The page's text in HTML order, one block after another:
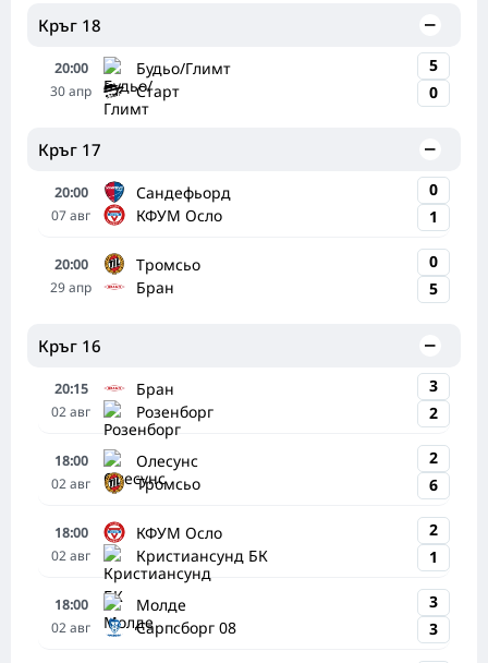
Кръг 18
20:00
30апр
Будьо/Глимт
Старт
5
0
Кръг 17
20:00
07авг
Сандефьорд
КФУМ Осло
0
1
20:00
29апр
Тромсьо
Бран
0
5
Кръг 16
20:15
02авг
Бран
Розенборг
3
2
18:00
02авг
Олесунс
Тромсьо
2
6
18:00
02авг
КФУМ Осло
Кристиансунд БК
2
1
18:00
02авг
Молде
Сарпсборг 08
3
3